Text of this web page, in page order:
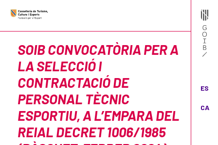
ES
CA
SOIB CONVOCATÒRIA PER A
LA SELECCIÓ I
CONTRACTACIÓ DE
PERSONAL TÈCNIC
ESPORTIU, A L’EMPARA DEL
REIAL DECRET 1006/1985